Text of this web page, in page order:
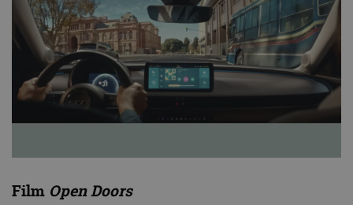
Film Open Doors